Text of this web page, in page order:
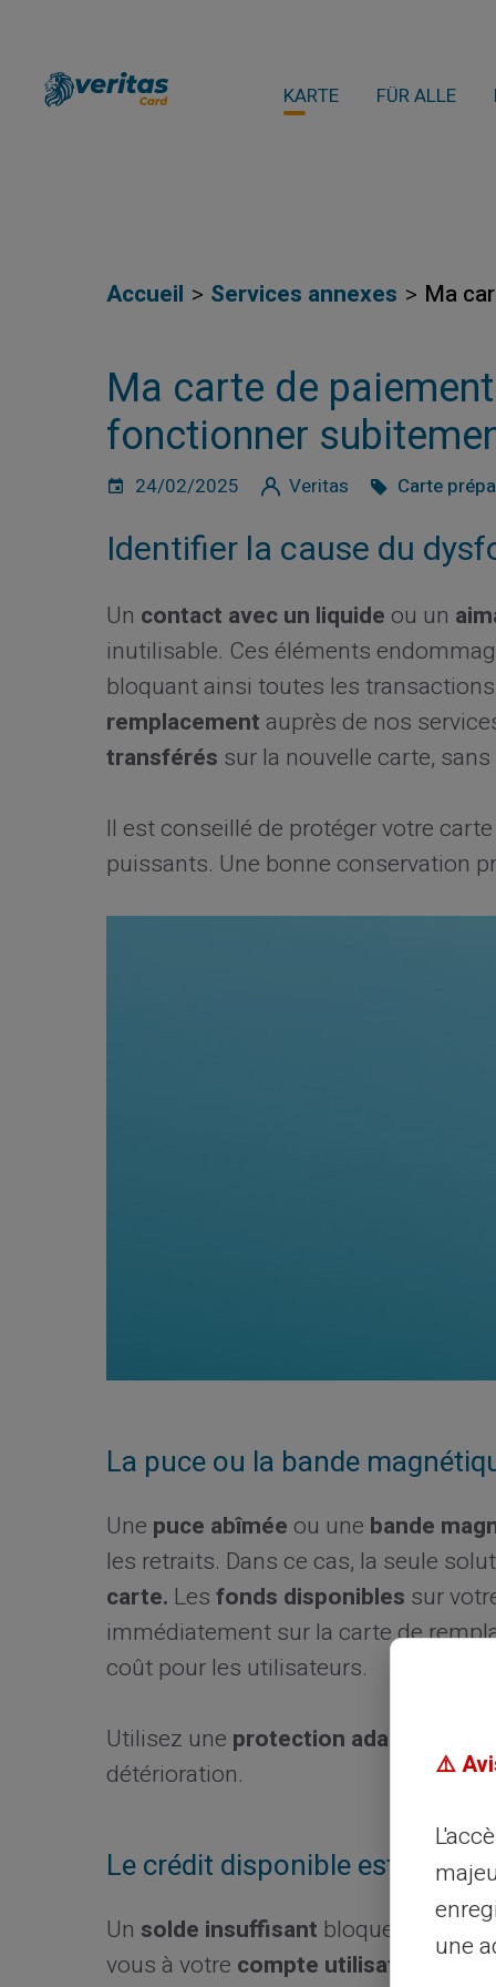
KARTE FÜR ALLE
Accueil Services annexes Ma
Ma carte de
fonctionner
24/02/2025 Veritas Carte
Identifier la cause du
Un contact avec un liquide ou un
inutilisable. Ces éléments
bloquant ainsi toutes les
remplacement auprès de nos
transférés sur la nouvelle carte,
Il est conseillé de protéger votre
puissants. Une bonne conservation
La puce ou la bande
Une puce abîmée ou une bande
les retraits. Dans ce cas, la seule
carte. Lesfonds disponibles sur
immédiatement sur la carte de
coût pour les utilisateurs.
Utilisez une protection adaptée
détérioration.
Le crédit disponible est
Un solde insuffisant bloque
vous à votre compte utilisateur
pour
⚠️
une